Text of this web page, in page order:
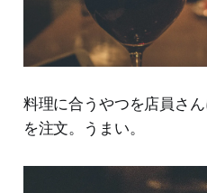
料理に合うやつを店員さ
を注文。うまい。